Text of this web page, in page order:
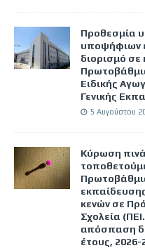
Προθεσμία
υποψήφιων
διορισμό σε
Ειδικής
Γενικής
5 Αυγούστου
Κύρωση
κενών σε
Σχολεία
απόσπαση
έτους, 2026-